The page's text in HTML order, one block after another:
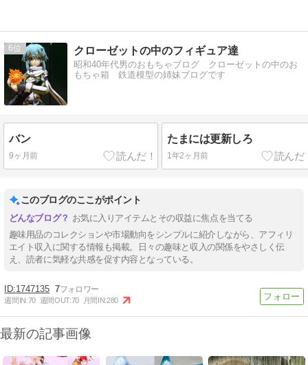
6 クローゼットの中のフィギュア達
昭和40年代男のおもちゃブログ クローゼットの中のお
もちゃ箱 鉄道模型の姉妹ブログです
バン
9ヶ月前
たまには更新しろ
1年2ヶ月前
このブログのここがポイント
お気に入りアイテムとその収益に焦点を当てる
趣味用品のコレクションや市場動向をシンプルに紹介しながら、アフィリ
エイト収入に関する情報も掲載。日々の趣味と収入の関係をやさしく伝
え、読者に気軽な共感を促す内容となっている。
1747135 7
週間IN:70 週間OUT:70 月間IN:280
最新の記事画像